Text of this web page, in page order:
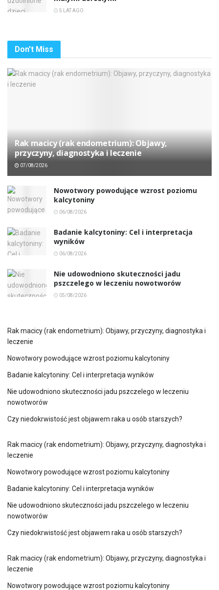
5 LAT AGO
Don't Miss
Rak macicy (rak endometrium): Objawy,
przyczyny, diagnostyka i leczenie
07/08/2026
Nowotwory powodujące wzrost poziomu
kalcytoniny
06/08/2026
Badanie kalcytoniny: Cel i interpretacja
wyników
06/08/2026
Nie udowodniono skuteczności jadu
pszczelego w leczeniu nowotworów
05/08/2026
Rak macicy (rak endometrium): Objawy, przyczyny, diagnostyka i
leczenie
Nowotwory powodujące wzrost poziomu kalcytoniny
Badanie kalcytoniny: Cel i interpretacja wyników
Nie udowodniono skuteczności jadu pszczelego w leczeniu
nowotworów
Czy niedokrwistość jest objawem raka u osób starszych?
Rak macicy (rak endometrium): Objawy, przyczyny, diagnostyka i
leczenie
Nowotwory powodujące wzrost poziomu kalcytoniny
Badanie kalcytoniny: Cel i interpretacja wyników
Nie udowodniono skuteczności jadu pszczelego w leczeniu
nowotworów
Czy niedokrwistość jest objawem raka u osób starszych?
Rak macicy (rak endometrium): Objawy, przyczyny, diagnostyka i
leczenie
Nowotwory powodujące wzrost poziomu kalcytoniny